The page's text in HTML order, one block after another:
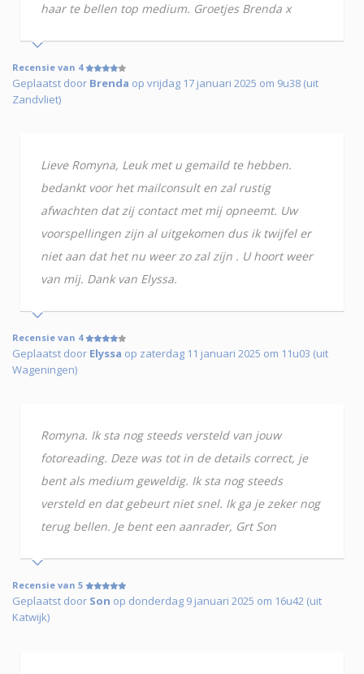
haar te bellen top medium. Groetjes Brenda x
Recensie van 4
Geplaatst door Brenda op vrijdag 17 januari 2025 om 9u38 (uit
Zandvliet)
Lieve Romyna, Leuk met u gemaild te hebben.
bedankt voor het mailconsult en zal rustig
afwachten dat zij contact met mij opneemt. Uw
voorspellingen zijn al uitgekomen dus ik twijfel er
niet aan dat het nu weer zo zal zijn . U hoort weer
van mij. Dank van Elyssa.
Recensie van 4
Geplaatst door Elyssa op zaterdag 11 januari 2025 om 11u03 (uit
Wageningen)
Romyna. Ik sta nog steeds versteld van jouw
fotoreading. Deze was tot in de details correct, je
bent als medium geweldig. Ik sta nog steeds
versteld en dat gebeurt niet snel. Ik ga je zeker nog
terug bellen. Je bent een aanrader, Grt Son
Recensie van 5
Geplaatst door Son op donderdag 9 januari 2025 om 16u42 (uit
Katwijk)